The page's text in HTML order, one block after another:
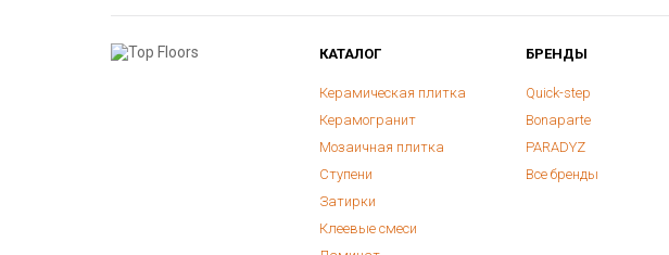
КАТАЛОГ
Керамическая плитка
Керамогранит
Мозаичная плитка
Ступени
Затирки
Клеевые смеси
БРЕНДЫ
Quick-step
Bonaparte
PARADYZ
Все бренды